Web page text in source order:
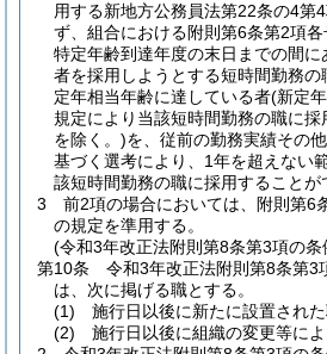
用する新地方公務員法第22条の4第
ず、組合における附則第6条第2項各
特定年齢到達年度の末日までの間
者を採用しようとする短時間勤務の
定年相当年齢に達している者(新定
規定により当該短時間勤務の職に
を除く。)を、従前の勤務実績その
基づく選考により、1年を超えない
該短時間勤務の職に採用することが
3
前2項の場合においては、附則第6
の規定を準用する。
(令和3年改正法附則第8条第3項の
第10条
令和3年改正法附則第8条第3
は、次に掲げる職とする。
(1)
施行日以後に新たに設置され
(2)
施行日以後に組織の変更等に